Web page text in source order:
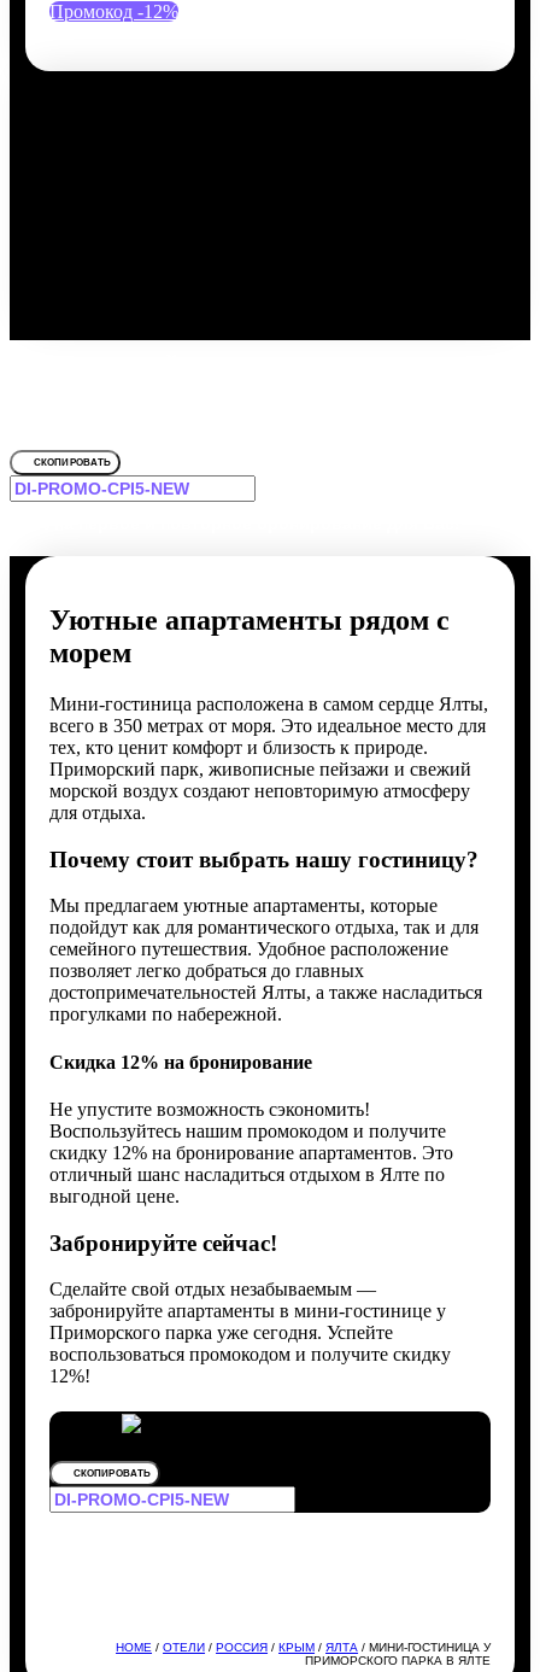
Промокод -12%
СКОПИРОВАТЬ
Уютные апартаменты рядом с
морем
Мини-гостиница расположена в самом сердце Ялты,
всего в 350 метрах от моря. Это идеальное место для
тех, кто ценит комфорт и близость к природе.
Приморский парк, живописные пейзажи и свежий
морской воздух создают неповторимую атмосферу
для отдыха.
Почему стоит выбрать нашу гостиницу?
Мы предлагаем уютные апартаменты, которые
подойдут как для романтического отдыха, так и для
семейного путешествия. Удобное расположение
позволяет легко добраться до главных
достопримечательностей Ялты, а также насладиться
прогулками по набережной.
Скидка 12% на бронирование
Не упустите возможность сэкономить!
Воспользуйтесь нашим промокодом и получите
скидку 12% на бронирование апартаментов. Это
отличный шанс насладиться отдыхом в Ялте по
выгодной цене.
Забронируйте сейчас!
Сделайте свой отдых незабываемым —
забронируйте апартаменты в мини-гостинице у
Приморского парка уже сегодня. Успейте
воспользоваться промокодом и получите скидку
12%!
СКОПИРОВАТЬ
HOME /ОТЕЛИ /РОССИЯ /КРЫМ /ЯЛТА / МИНИ-ГОСТИНИЦА У
ПРИМОРСКОГО ПАРКА В ЯЛТЕ